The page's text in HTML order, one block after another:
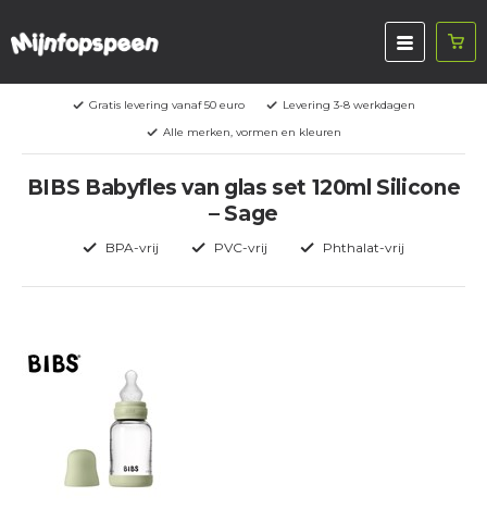
Gratis levering vanaf 50 euro
Levering 3-8 werkdagen
Alle merken, vormen en kleuren
BIBS Babyfles van glas set 120ml Silicone
– Sage
BPA-vrij PVC-vrij Phthalat-vrij